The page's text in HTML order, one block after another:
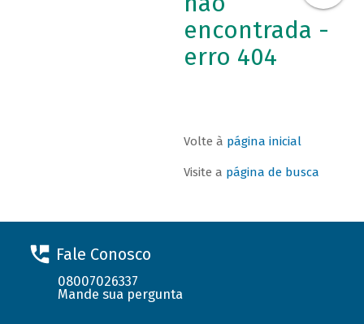
encontrada -
erro 404
Volte à página inicial
Visite a página de busca
Fale Conosco
08007026337
Mande sua pergunta